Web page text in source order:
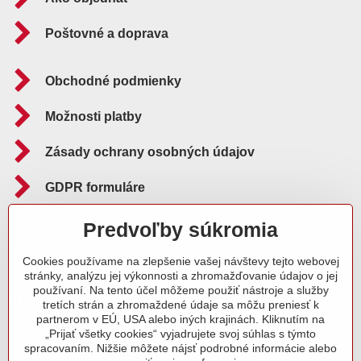
Poštovné a doprava
Obchodné podmienky
Možnosti platby
Zásady ochrany osobných údajov
GDPR formuláre
Reklamačný poriadok
Sledujte nás aj na:
Facebook Instagram Blog
Predvoľby súkromia
Cookies používame na zlepšenie vašej návštevy tejto webovej
stránky, analýzu jej výkonnosti a zhromažďovanie údajov o jej
používaní. Na tento účel môžeme použiť nástroje a služby
tretích strán a zhromaždené údaje sa môžu preniesť k
partnerom v EÚ, USA alebo iných krajinách. Kliknutím na
„Prijať všetky cookies“ vyjadrujete svoj súhlas s týmto
spracovaním. Nižšie môžete nájsť podrobné informácie alebo